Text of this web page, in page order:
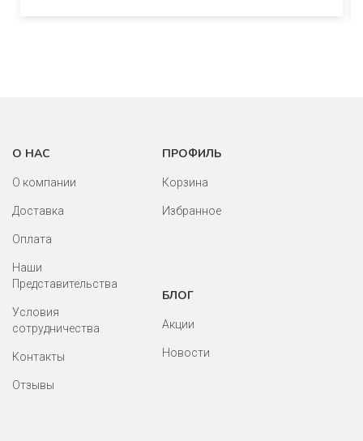
О НАС
О компании
Доставка
Оплата
Наши
Представительства
Условия
сотрудничества
Контакты
Отзывы
ПРОФИЛЬ
Корзина
Избранное
БЛОГ
Акции
Новости